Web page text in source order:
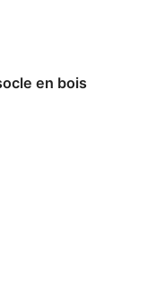
en bois